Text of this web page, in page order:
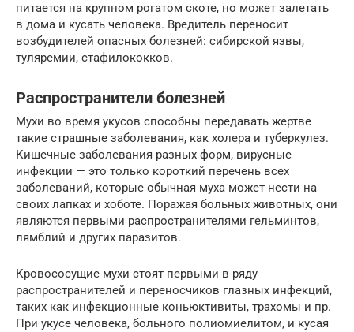
питается на крупном рогатом скоте, но может залетать
в дома и кусать человека. Вредитель переносит
возбудителей опасных болезней: сибирской язвы,
туляремии, стафилококков.
Распространители болезней
Мухи во время укусов способны передавать жертве
такие страшные заболевания, как холера и туберкулез.
Кишечные заболевания разных форм, вирусные
инфекции — это только короткий перечень всех
заболеваний, которые обычная муха может нести на
своих лапках и хоботе. Поражая больных животных, они
являются первыми распространителями гельминтов,
лямблий и других паразитов.
Кровососущие мухи стоят первыми в ряду
распространителей и переносчиков глазных инфекций,
таких как инфекционные коньюктивиты, трахомы и пр.
При укусе человека, больного полиомиелитом, и кусая